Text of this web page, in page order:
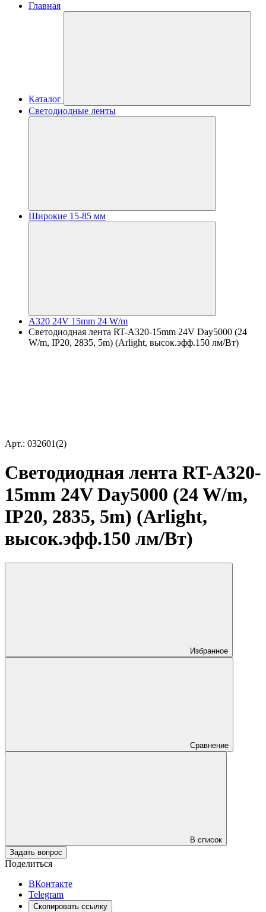
Главная
Каталог
Светодиодные ленты
Широкие 15-85 мм
A320 24V 15mm 24 W/m
Светодиодная лента RT-A320-15mm 24V Day5000 (24
W/m, IP20, 2835, 5m) (Arlight, высок.эфф.150 лм/Вт)
Арт.: 032601(2)
Светодиодная лента RT-A320-
15mm 24V Day5000 (24 W/m,
IP20, 2835, 5m) (Arlight,
высок.эфф.150 лм/Вт)
Избранное
Сравнение
В список
Задать вопрос
Поделиться
ВКонтакте
Telegram
Скопировать ссылку